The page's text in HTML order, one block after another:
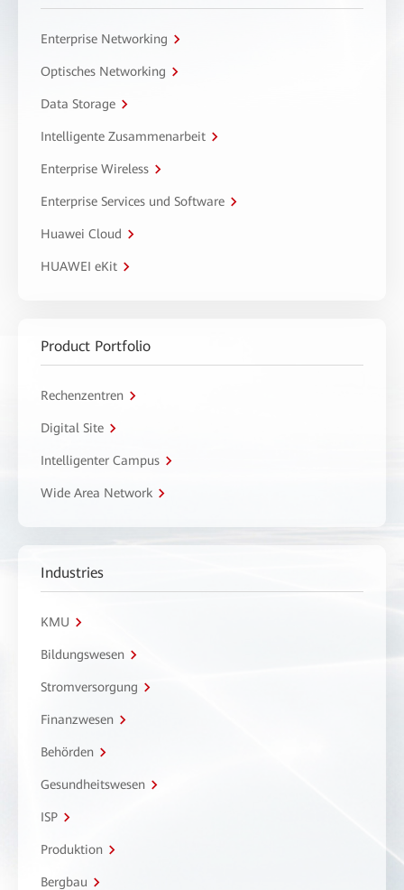
Enterprise Networking
Optisches Networking
Data Storage
Intelligente Zusammenarbeit
Enterprise Wireless
Enterprise Services und Software
Huawei Cloud
HUAWEI eKit
Product Portfolio
Rechenzentren
Digital Site
Intelligenter Campus
Wide Area Network
Industries
KMU
Bildungswesen
Stromversorgung
Finanzwesen
Behörden
Gesundheitswesen
ISP
Produktion
Bergbau